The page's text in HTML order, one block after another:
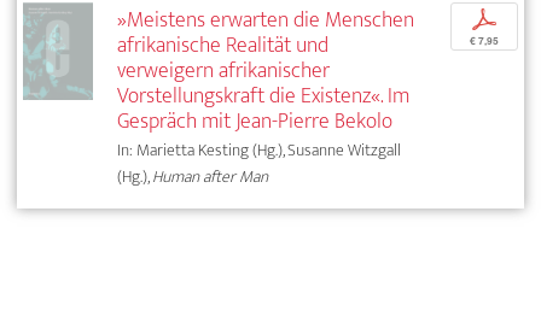
»Meistens erwarten die Menschen
afrikanische Realität und
verweigern afrikanischer
Vorstellungskraft die Existenz«. Im
Gespräch mit Jean-Pierre Bekolo
In: Marietta Kesting (Hg.), Susanne Witzgall
(Hg.),Human after Man
p
€ 7,95